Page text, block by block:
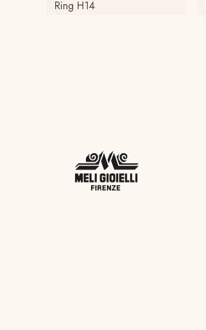
Ring H14